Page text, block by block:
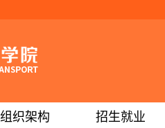
组织架构 招生就业